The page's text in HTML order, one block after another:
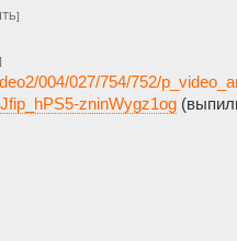
004/027/754/752/
zninWygz1og